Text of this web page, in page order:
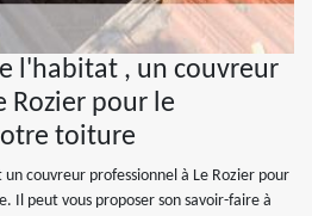
l'habitat , un couvreur
Rozier pour le
toiture
couvreur professionnel à Le Rozier pour
Il peut vous proposer son savoir-faire à